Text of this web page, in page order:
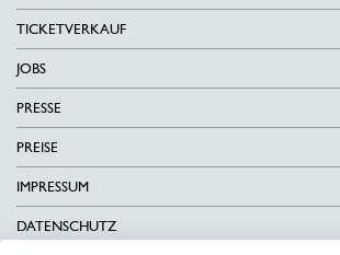
TICKETVERKAUF
JOBS
PRESSE
PREISE
IMPRESSUM
DATENSCHUTZ